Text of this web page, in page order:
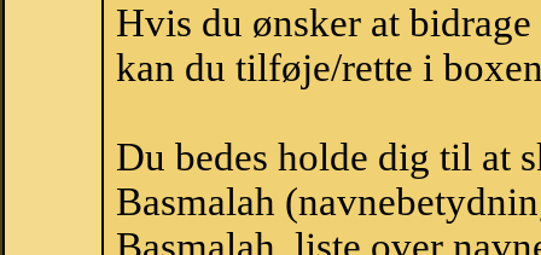
Hvis du ønsker at
kan du tilføje/rette i
Du bedes holde dig til at
Basmalah